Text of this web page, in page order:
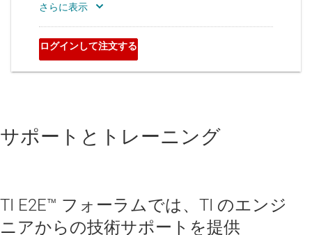
サポートとトレーニング
TI E2E™ フォーラムでは、TI のエンジ
ニアからの技術サポートを提供